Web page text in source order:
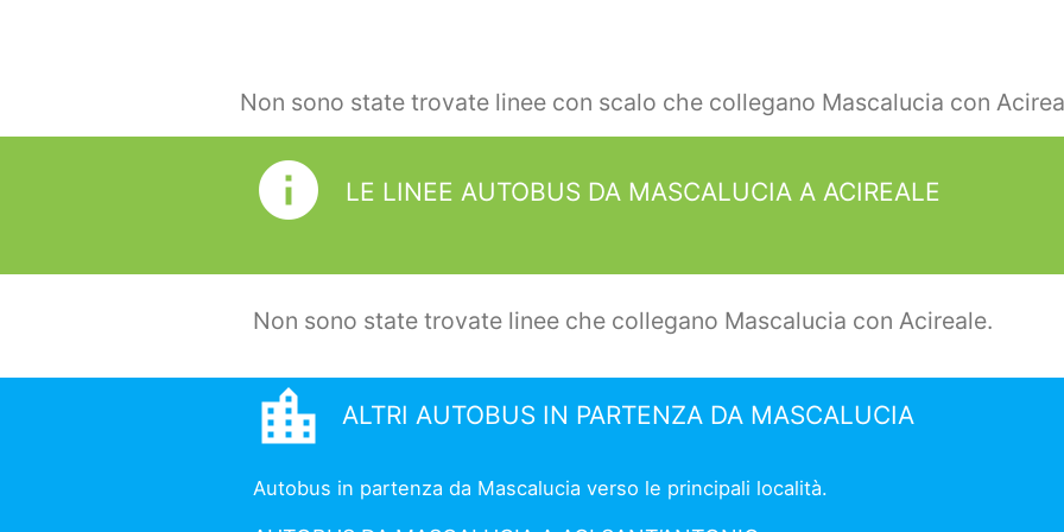
Non sono state trovate linee con scalo che collegano Mascalucia con
info LE LINEE AUTOBUS DA MASCALUCIA A ACIREALE
Non sono state trovate linee che collegano Mascalucia con Acireale.
location_city ALTRI AUTOBUS IN PARTENZA DA MASCALUCIA
Autobus in partenza da Mascalucia verso le principali località.